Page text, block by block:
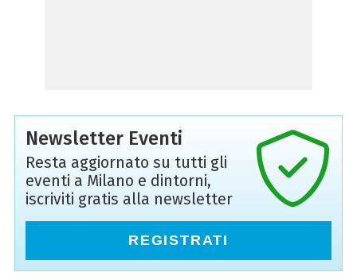
Newsletter Eventi
Resta aggiornato su tutti gli
eventi a Milano e dintorni,
iscriviti gratis alla newsletter
REGISTRATI